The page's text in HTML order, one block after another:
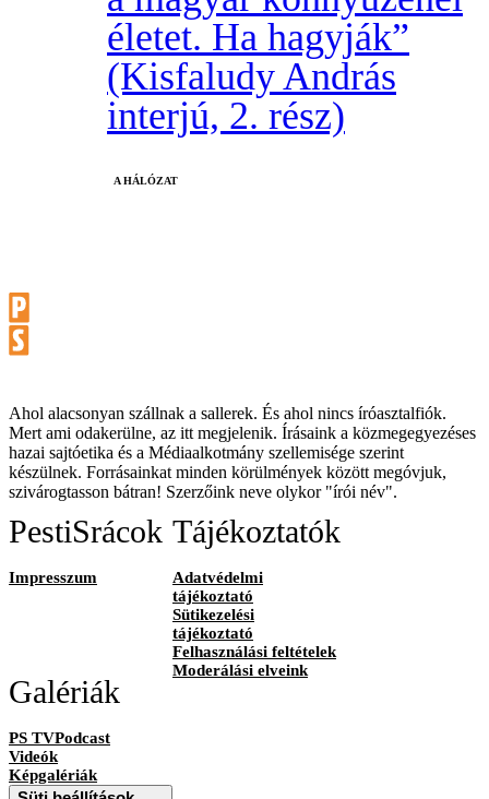
életet. Ha hagyják”
(Kisfaludy András
interjú, 2. rész)
A HÁLÓZAT
Ahol alacsonyan szállnak a sallerek. És ahol nincs íróasztalfiók.
Mert ami odakerülne, az itt megjelenik. Írásaink a közmegegyezéses
hazai sajtóetika és a Médiaalkotmány szellemisége szerint
készülnek. Forrásainkat minden körülmények között megóvjuk,
szivárogtasson bátran! Szerzőink neve olykor "írói név".
PestiSrácok
Impresszum
Tájékoztatók
Adatvédelmi
tájékoztató
Sütikezelési
tájékoztató
Felhasználási feltételek
Moderálási elveink
Galériák
PS TVPodcast
Videók
Képgalériák